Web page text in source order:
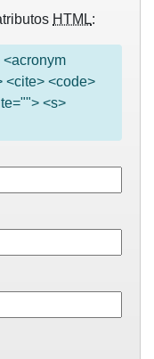
HTML:
<acronym
<cite> <code>
<s>